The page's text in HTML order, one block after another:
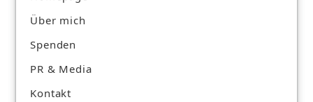
Über mich
Spenden
PR & Media
Kontakt